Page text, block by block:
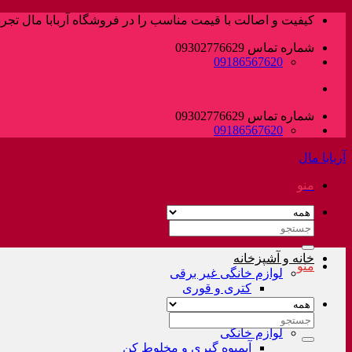
پرش
محتوا
کیفیت و اصالت با قیمت مناسب را در فروشگاه آربابا مال
شماره تماس 09302776629
09186567620
شماره تماس 09302776629
09186567620
آربابا مال
منو
جستجو
خانه و آشپزخانه
لوازم خانگی غیر برقی
کتری و قوری
لوازم خانگی
آبمیوه گیری و مخلوط کن
منو
جستجو
برای: